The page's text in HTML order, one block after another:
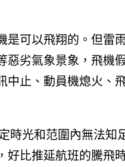
是可以飛翔的。但雷
惡劣氣象景象，飛機
中止、動員機熄火、
時光和范圍內無法知
比推延航班的騰飛